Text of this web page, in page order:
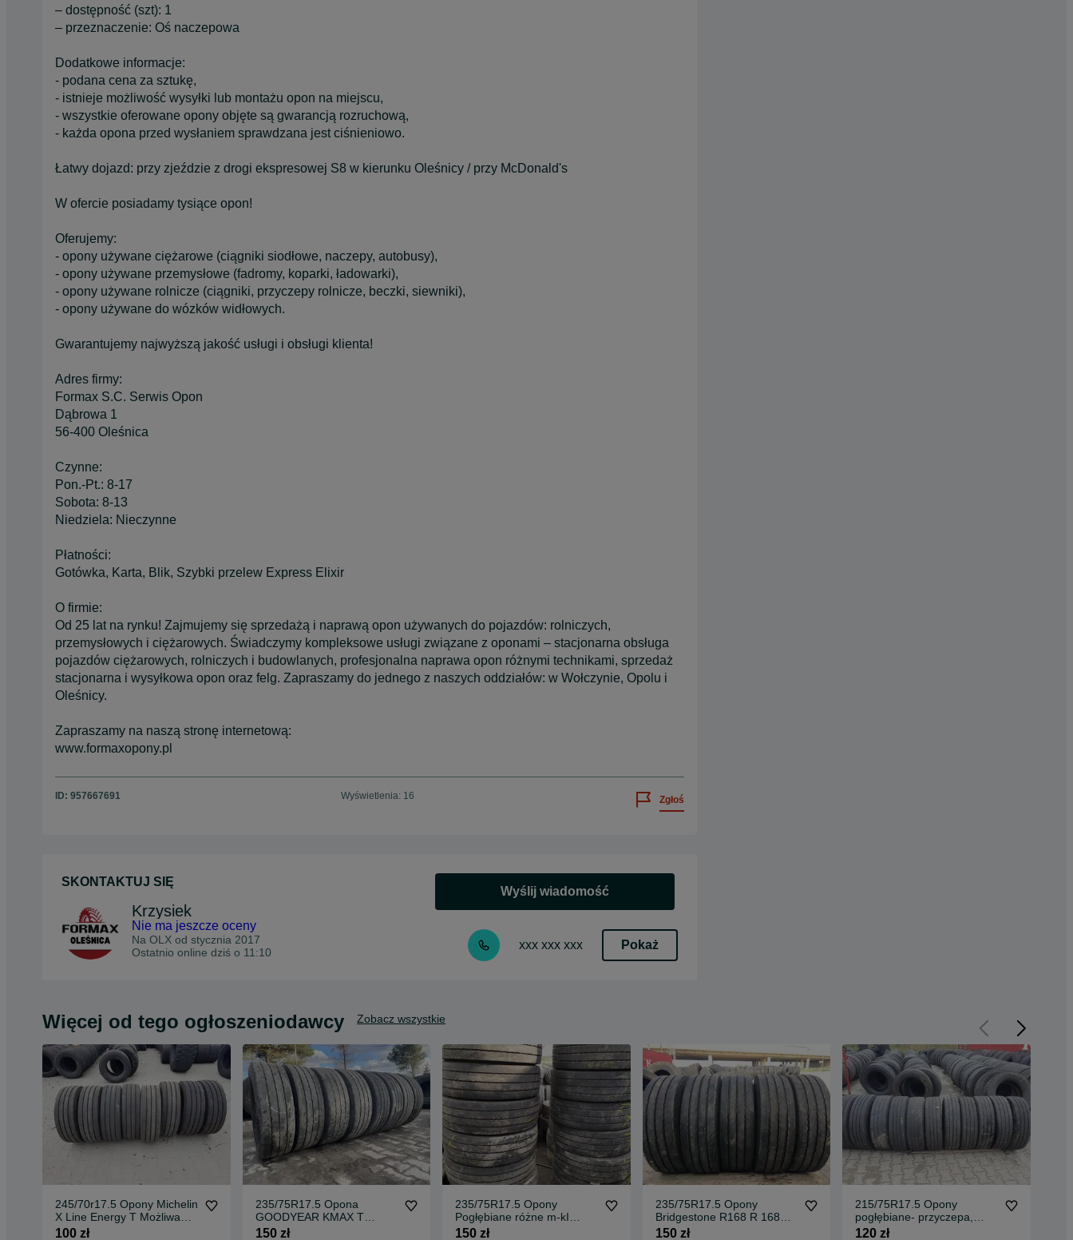
– dostępność (szt): 1
– przeznaczenie: Oś naczepowa
Dodatkowe informacje:
- podana cena za sztukę,
- istnieje możliwość wysyłki lub montażu opon na miejscu,
- wszystkie oferowane opony objęte są gwarancją rozruchową,
- każda opona przed wysłaniem sprawdzana jest ciśnieniowo.
Łatwy dojazd: przy zjeździe z drogi ekspresowej S8 w kierunku Oleśnicy / przy McDonald's
W ofercie posiadamy tysiące opon!
Oferujemy:
- opony używane ciężarowe (ciągniki siodłowe, naczepy, autobusy),
- opony używane przemysłowe (fadromy, koparki, ładowarki),
- opony używane rolnicze (ciągniki, przyczepy rolnicze, beczki, siewniki),
- opony używane do wózków widłowych.
Gwarantujemy najwyższą jakość usługi i obsługi klienta!
Adres firmy:
Formax S.C. Serwis Opon
Dąbrowa 1
56-400 Oleśnica
Czynne:
Pon.-Pt.: 8-17
Sobota: 8-13
Niedziela: Nieczynne
Płatności:
Gotówka, Karta, Blik, Szybki przelew Express Elixir
O firmie:
Od 25 lat na rynku! Zajmujemy się sprzedażą i naprawą opon używanych do pojazdów: rolniczych,
przemysłowych i ciężarowych. Świadczymy kompleksowe usługi związane z oponami – stacjonarna obsługa
pojazdów ciężarowych, rolniczych i budowlanych, profesjonalna naprawa opon różnymi technikami, sprzedaż
stacjonarna i wysyłkowa opon oraz felg. Zapraszamy do jednego z naszych oddziałów: w Wołczynie, Opolu i
Oleśnicy.
Zapraszamy na naszą stronę internetową:
www.formaxopony.pl
ID: 957667691 Wyświetlenia: 16 Zgłoś
SKONTAKTUJ SIĘ
Krzysiek
Nie ma jeszcze oceny
Na OLX od stycznia 2017
Ostatnio online dziś o 11:10
Wyślij wiadomość
xxx xxx xxx Pokaż
Więcej od tego ogłoszeniodawcy Zobacz wszystkie
245/70r17.5 Opony Michelin
X Line Energy T Możliwa
Wysyłka Pogłębiane
100 zł
235/75R17.5 Opona
GOODYEAR KMAX T
Pogłębiane K MAX T
150 zł
235/75R17.5 Opony
Pogłębiane różne m-kI
DUŻA ILOŚĆ Naczepa
150 zł
235/75R17.5 Opony
Bridgestone R168 R 168
PRZYCZEPA
150 zł
215/75R17.5 Opony
pogłębiane- przyczepa,
naczepa Continental,
120 zł